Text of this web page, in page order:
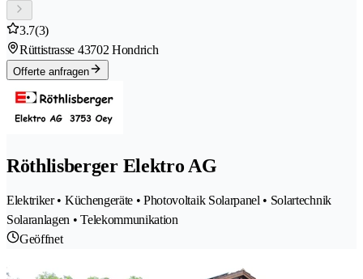
3.7(3)
Rüttistrasse 43702 Hondrich
Offerte anfragen
Röthlisberger Elektro AG
Elektriker • Küchengeräte • Photovoltaik Solarpanel • Solartechnik
Solaranlagen • Telekommunikation
Geöffnet